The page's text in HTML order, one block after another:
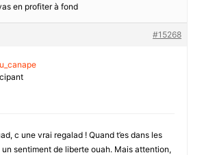
en profiter à fond
#15268
c une vrai regalad ! Quand t’es dans les
un sentiment de liberte ouah. Mais attention,